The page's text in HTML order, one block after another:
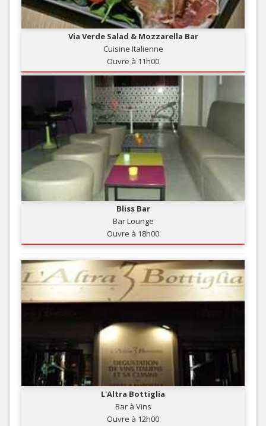
Via Verde Salad & Mozzarella Bar
Cuisine Italienne
Ouvre à 11h00
Bliss Bar
Bar Lounge
Ouvre à 18h00
L'Altra Bottiglia
Bar à Vins
Ouvre à 12h00